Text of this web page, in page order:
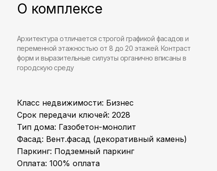
О комплексе
Архитектура отличается строгой графикой фасадов и
переменной этажностью от 8 до 20 этажей. Контраст
форм и выразительные силуэты органично вписаны в
городскую среду
Класс недвижимости: Бизнес
Срок передачи ключей: 2028
Тип дома: Газобетон-монолит
Фасад: Вент.фасад (декоративный камень)
Паркинг: Подземный паркинг
Оплата: 100% оплата